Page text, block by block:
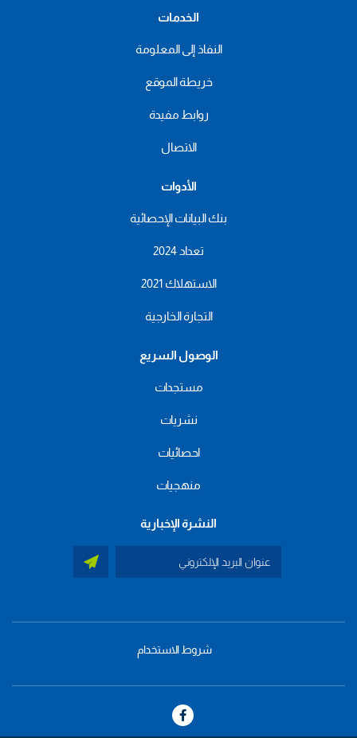
الخدمات
النفاذ إلى المعلومة
خريطة الموقع
روابط مفيدة
الاتصال
الأدوات
بنك البيانات الإحصائية
تعداد 2024
الاستهلاك 2021
التجارة الخارجية
الوصول السريع
مستجدات
نشريات
احصائيات
منهجيات
النشرة الإخبارية
footer
شروط الاستخدام